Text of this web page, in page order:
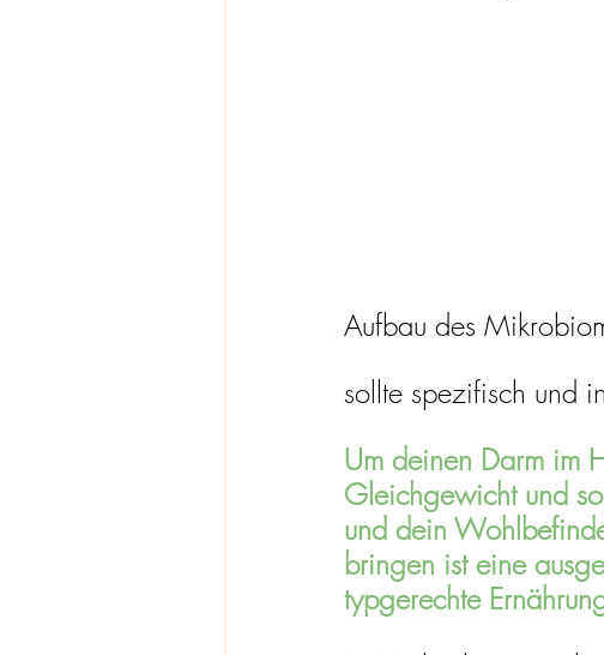
Aufbau des
sollte spezifisch und
Um deinen Darm im
Gleichgewicht und
und dein
bringen ist eine
typgerechte